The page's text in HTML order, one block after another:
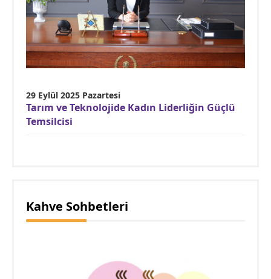
29 Eylül 2025 Pazartesi
Tarım ve Teknolojide Kadın Liderliğin Güçlü
Temsilcisi
Kahve Sohbetleri